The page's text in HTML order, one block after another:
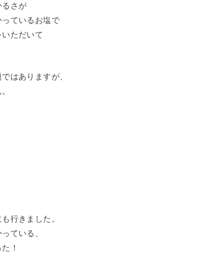
るさが
ているお塩で
ただいて
はありますが、
行きました。
ている、
！